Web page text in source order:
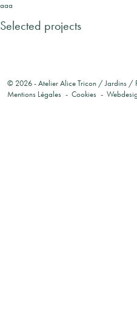
aaa
Selected projects
© 2026 -Atelier Alice Tricon / Jardins /
Mentions Légales
Cookies